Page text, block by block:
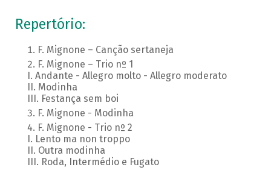
Repertório:
F. Mignone – Canção sertaneja
F. Mignone – Trio nº 1
I. Andante - Allegro molto - Allegro moderato
II. Modinha
III. Festança sem boi
F. Mignone - Modinha
F. Mignone - Trio nº 2
I. Lento ma non troppo
II. Outra modinha
III. Roda, Intermédio e Fugato